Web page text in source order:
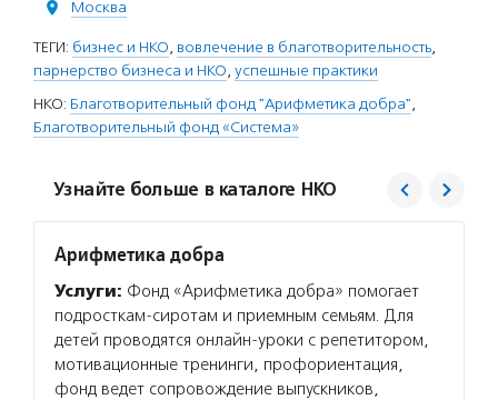
Москва
ТЕГИ: бизнес и НКО, вовлечение в благотворительность,
парнерство бизнеса и НКО, успешные практики
НКО: Благотворительный фонд "Арифметика добра",
Благотворительный фонд «Система»
Узнайте больше в каталоге НКО
Арифметика добра
Услуги: Фонд «Арифметика добра» помогает
подросткам-сиротам и приемным семьям. Для
детей проводятся онлайн-уроки с репетитором,
мотивационные тренинги, профориентация,
фонд ведет сопровождение выпускников,